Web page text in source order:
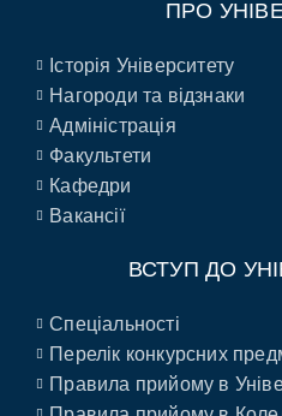
ПРО
Історія Університету
Нагороди та відзнаки
Адміністрація
Факультети
Кафедри
Вакансії
ВСТУП ДО
Спеціальності
Перелік конкурсних
Правила прийому в